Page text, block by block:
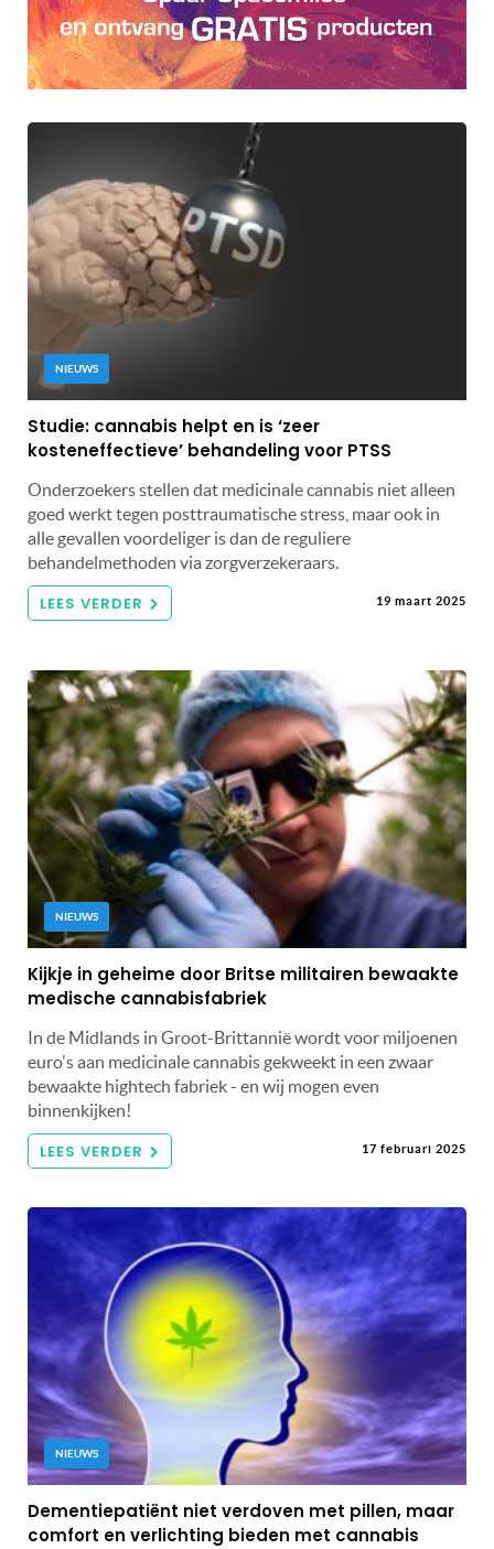
NIEUWS
Studie: cannabis helpt en is ‘zeer
kosteneffectieve’ behandeling voor PTSS
Onderzoekers stellen dat medicinale cannabis niet alleen
goed werkt tegen posttraumatische stress, maar ook in
alle gevallen voordeliger is dan de reguliere
behandelmethoden via zorgverzekeraars.
LEES VERDER 19 maart 2025
NIEUWS
Kijkje in geheime door Britse militairen bewaakte
medische cannabisfabriek
In de Midlands in Groot-Brittannië wordt voor miljoenen
euro's aan medicinale cannabis gekweekt in een zwaar
bewaakte hightech fabriek - en wij mogen even
binnenkijken!
LEES VERDER 17 februari 2025
NIEUWS
Dementiepatiënt niet verdoven met pillen, maar
comfort en verlichting bieden met cannabis